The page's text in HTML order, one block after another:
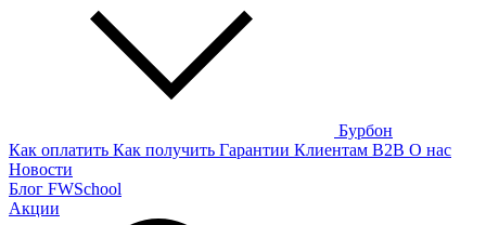
Бурбон
Как оплатить Как получить Гарантии Клиентам B2B О нас
Новости
Блог FWSchool
Акции